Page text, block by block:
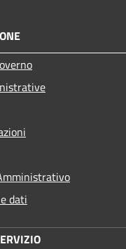
dati